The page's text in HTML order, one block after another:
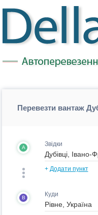
Перевезти вантаж
A Звідки
+ Додати пункт
B Куди